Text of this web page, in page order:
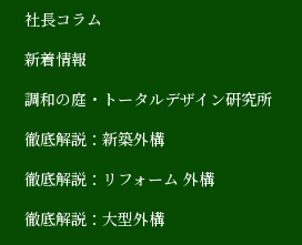
社長コラム
新着情報
調和の庭・トータルデザイン研究所
徹底解説：新築外構
徹底解説：リフォーム 外構
徹底解説：大型外構